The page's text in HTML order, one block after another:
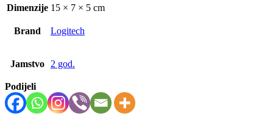
Dimenzije 15 × 7 × 5 cm
Brand Logitech
Jamstvo 2 god.
Podijeli